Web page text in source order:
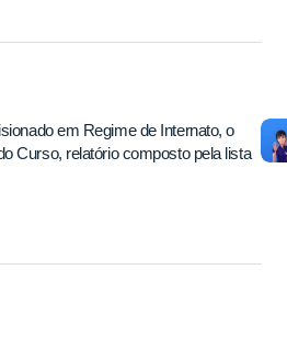
em Regime de Internato, o
Curso, relatório composto pela lista